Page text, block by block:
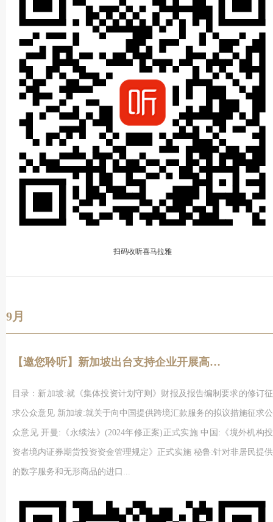
扫码收听喜马拉雅
9月
【邀您聆听】新加坡出台支持企业开展高价值和实质性经济活动税惠政策
目录：新加坡:就《集体投资计划守则》财报及报告编制要求的修订征
求公众意见 新加坡:就关于向中国提供跨境汇款服务的拟议措施征求公
众意见 开曼:《永续法》(2024年修正案)正式实施 中国:《境外机构投
资者境内证券期货投资资金管理规定》正式实施 秘鲁:针对非居民提供
的数字服务和无形商品的进口...